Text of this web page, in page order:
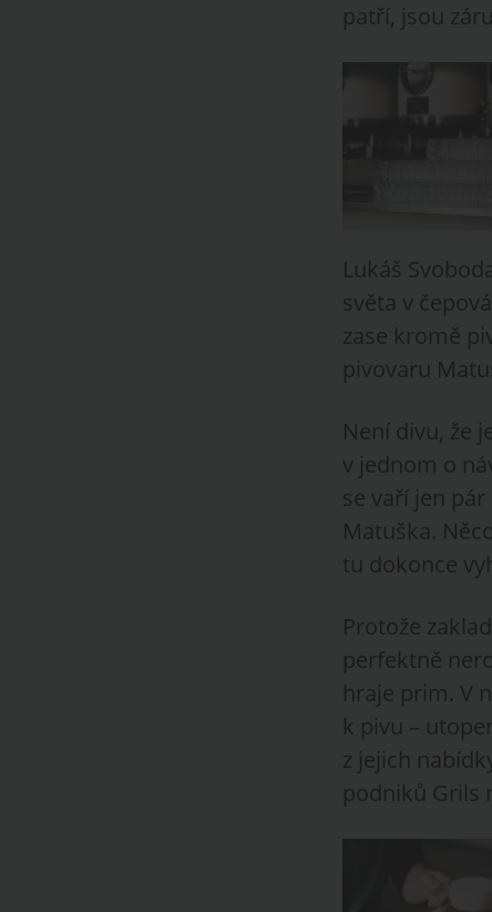
patří, jsou
Lukáš
světa v
zase kromě
pivovaru
Není divu, že
v jednom o
se vaří jen
Matuška.
tu dokonce
Protože
perfektně
hraje prim. V
k pivu –
z jejich
podniků Grils